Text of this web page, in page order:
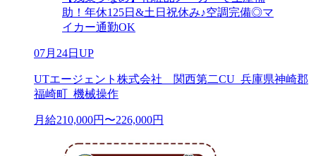
助！年休125日&土日祝休み♪空調完備◎マ
イカー通勤OK
07月24日UP
UTエージェント株式会社 関西第二CU_兵庫県神崎郡
福崎町_機械操作
月給210,000円〜226,000円